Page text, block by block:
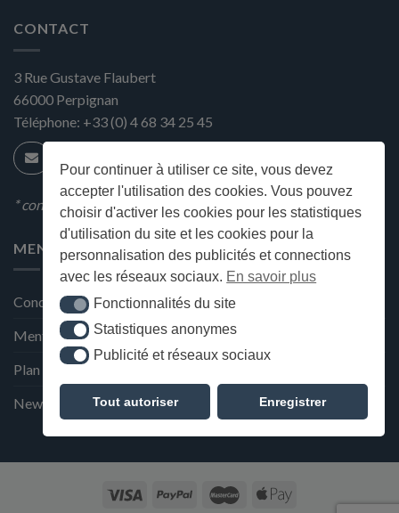
Pour continuer à utiliser ce site, vous devez
accepter l'utilisation des cookies. Vous pouvez
choisir d'activer les cookies pour les statistiques
d'utilisation du site et les cookies pour la
personnalisation des publicités et connections
avec les réseaux sociaux. En savoir plus
Fonctionnalités du site
Fonctionnalités du site
Statistiques anonymes
Statistiques anonymes
Publicité et réseaux sociaux
Publicité et réseaux sociaux
Tout autoriser Enregistrer
CONTACT
3 Rue Gustave Flaubert
66000 Perpignan
Téléphone: +33 (0) 4 68 34 25 45
* condition en magasin
MENU
Conditions générales de ventes
Mentions Légales et Politique de confidentialité
Plan du site
Newsletter de la Maison Deffès